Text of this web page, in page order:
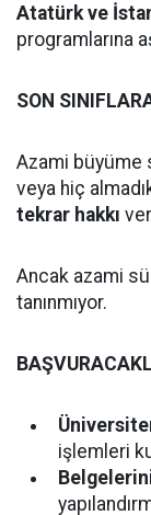
Atatürk ve
programlarına
SON
Azami büyüme
veya hiç
tekrar hakkı
Ancak azami
tanınmıyor.
işlemleri